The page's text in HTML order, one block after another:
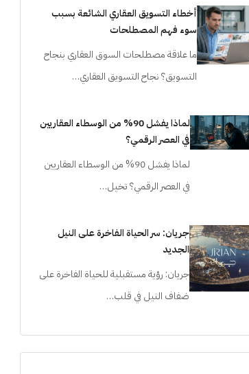
أخطاء التسويق العقاري الشائعة بسبب
سوء فهم المصطلحات
ما علاقة مصطلحات السوق العقاري بنجاح
التسويق؟ نجاح التسويق العقاري…
لماذا يفشل 90% من الوسطاء العقاريين
في العصر الرقمي؟
لماذا يفشل 90% من الوسطاء العقاريين
في العصر الرقمي؟ تخيل…
جريان: سر الحياة الفاخرة على النيل
الجديد
جريان: رؤية مستقبلية للحياة الفاخرة على
ضفاف النيل في قلب…